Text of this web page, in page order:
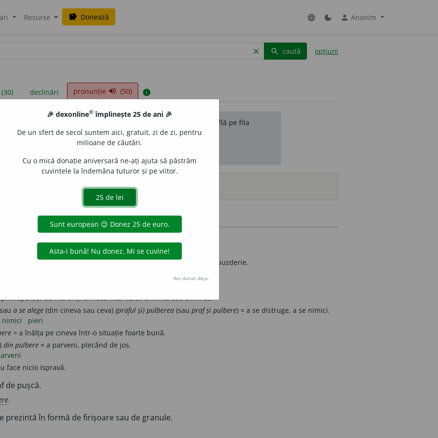
Resurse savings Donează language dark_mode person Anonim
clear search caută opțiuni
declinări pronunție volume_up (50) info
sunt compilate de echipa dexonline. Definițiile originale se află pe fila
reordona filele pe pagina depreferințe.
surse
sub forma unor particule fine.
introduse prin prepoziție „de”, care indică felul: mulțime, puzderie.
operații de mărunțire mecanică, fizico-chimică sau chimică.
saua se alege (din cineva sau ceva)(praful și) pulberea (saupraf și pulbere) = a se distruge, a se nimici.
nimici pieri
= a înălța pe cineva într-o situație foarte bună.
)din pulbere = a parveni, plecând de jos.
face nicio ispravă.
de pușcă.
.
prezintă în formă de firișoare sau de granule.
🎉 dexonline® împlinește 25 de ani 🎉
De un sfert de secol suntem aici, gratuit, zi de zi, pentru
milioane de căutări.
Cu o mică donație aniversară ne-ați ajuta să păstrăm
cuvintele la îndemâna tuturor și pe viitor.
Am donat deja.